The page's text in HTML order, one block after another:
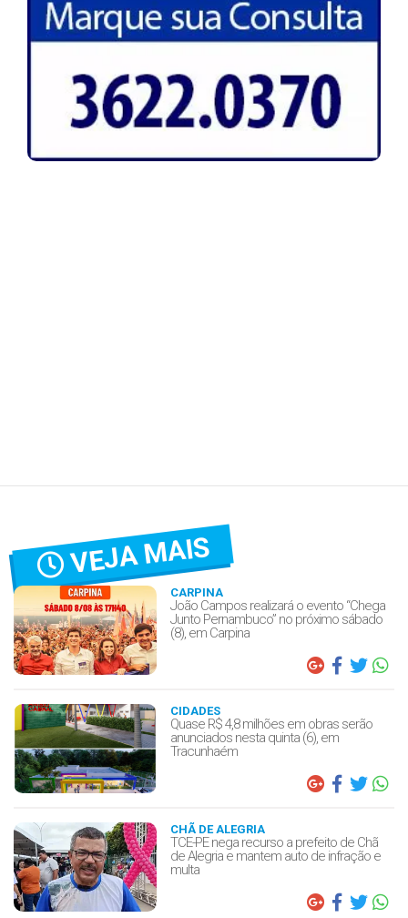
VEJA MAIS
CARPINA
João Campos realizará o evento “Chega
Junto Pernambuco” no próximo sábado
(8), em Carpina
CIDADES
Quase R$ 4,8 milhões em obras serão
anunciados nesta quinta (6), em
Tracunhaém
CHÃ DE ALEGRIA
TCE-PE nega recurso a prefeito de Chã
de Alegria e mantem auto de infração e
multa